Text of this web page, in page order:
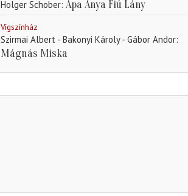
Holger Schober Apa Anya Fiú Lány
Vígszínház
Szirmai Albert - Bakonyi Károly - Gábor Andor
Mágnás Miska